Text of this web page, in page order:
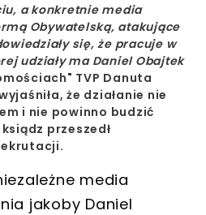
a konkretnie media
Obywatelską, atakujące
się, że pracuje w
udziały ma Daniel Obajtek
TVP Danuta
że działanie nie
i nie powinno budzić
przeszedł
media
jakoby Daniel